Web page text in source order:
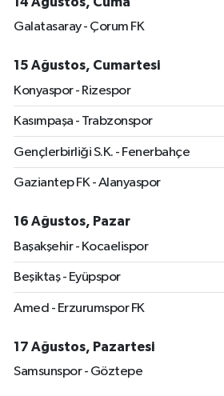
Galatasaray - Çorum FK
15 Ağustos, Cumartesi
Konyaspor - Rizespor
Kasımpaşa - Trabzonspor
Gençlerbirliği S.K. - Fenerbahçe
Gaziantep FK - Alanyaspor
16 Ağustos, Pazar
Başakşehir - Kocaelispor
Beşiktaş - Eyüpspor
Amed - Erzurumspor FK
17 Ağustos, Pazartesi
Samsunspor - Göztepe